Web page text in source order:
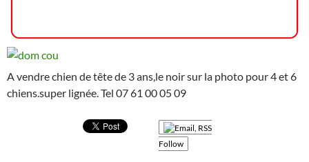
A vendre chien de tête de 3 ans,le noir sur la photo pour 4 et 6
chiens.super lignée. Tel 07 61 00 05 09
Follow